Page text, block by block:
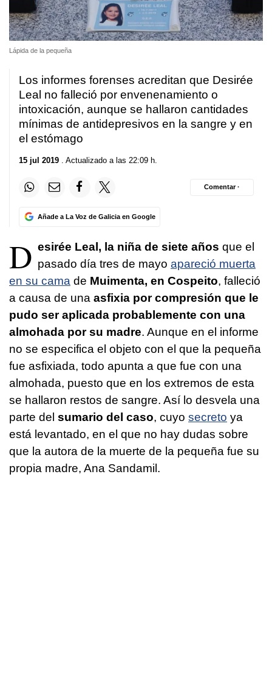
Lápida de la pequeña
Los informes forenses acreditan que Desirée
Leal no falleció por envenenamiento o
intoxicación, aunque se hallaron cantidades
mínimas de antidepresivos en la sangre y en
el estómago
15 jul 2019 . Actualizado a las 22:09 h.
Añade a La Voz de Galicia en Google
Comentar ·
D esirée Leal, la niña de siete años que el
pasado día tres de mayo apareció muerta
en su cama de Muimenta, en Cospeito, falleció
a causa de una asfixia por compresión que le
pudo ser aplicada probablemente con una
almohada por su madre. Aunque en el informe
no se especifica el objeto con el que la pequeña
fue asfixiada, todo apunta a que fue con una
almohada, puesto que en los extremos de esta
se hallaron restos de sangre. Así lo desvela una
parte del sumario del caso, cuyo secreto ya
está levantado, en el que no hay dudas sobre
que la autora de la muerte de la pequeña fue su
propia madre, Ana Sandamil.